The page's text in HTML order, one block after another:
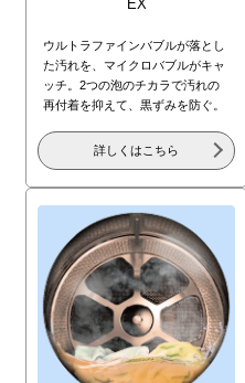
EX
ウルトラファインバブルが落とし
た汚れを、マイクロバブルがキャ
ッチ。2つの泡のチカラで汚れの
再付着を抑えて、黒ずみを防ぐ。
詳しくはこちら